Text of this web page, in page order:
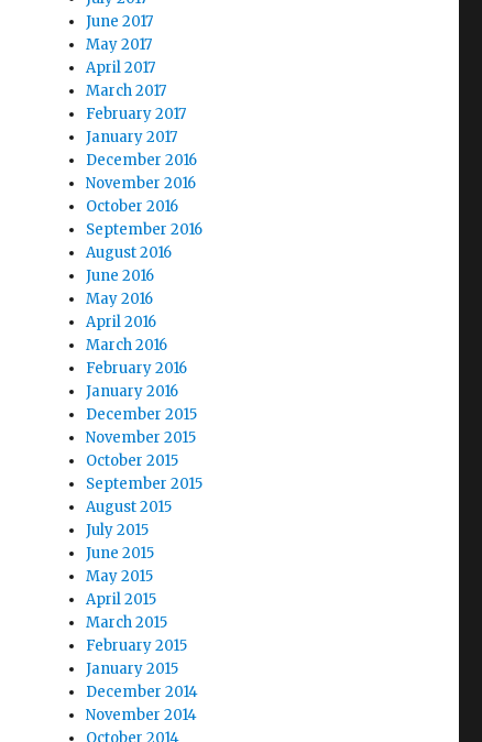
June 2017
May 2017
April 2017
March 2017
February 2017
January 2017
December 2016
November 2016
October 2016
September 2016
August 2016
June 2016
May 2016
April 2016
March 2016
February 2016
January 2016
December 2015
November 2015
October 2015
September 2015
August 2015
July 2015
June 2015
May 2015
April 2015
March 2015
February 2015
January 2015
December 2014
November 2014
October 2014